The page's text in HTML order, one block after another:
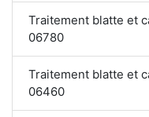
Traitement blatte et
06780
Traitement blatte et
06460